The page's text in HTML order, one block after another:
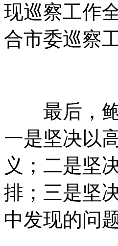
现巡察工作
合市委巡察
最后，鲍
一是坚决以
义；二是坚
排；三是坚
中发现的问题